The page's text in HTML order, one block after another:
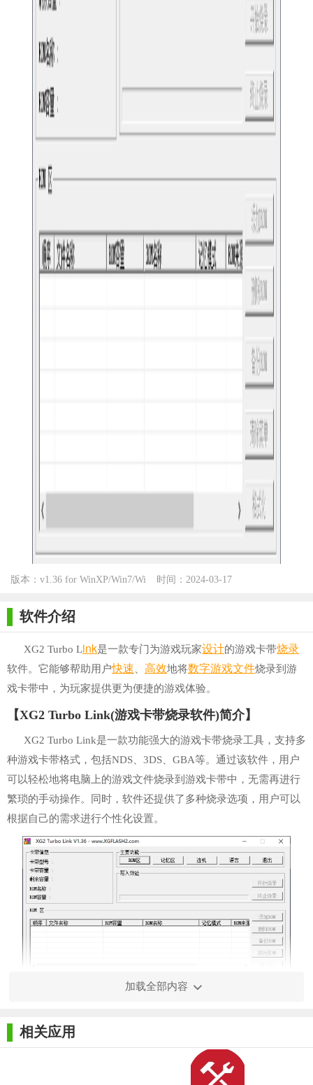
版本：v1.36 for WinXP/Win7/Wi
时间：2024-03-17
软件介绍
XG2 Turbo Link是一款专门为游戏玩家设计的游戏卡带烧录
软件。它能够帮助用户快速 高效地将数字游戏文件烧录到游
戏卡带中，为玩家提供更为便捷的游戏体验。
【XG2 Turbo Link(游戏卡带烧录软件)简介】
XG2 Turbo Link是一款功能强大的游戏卡带烧录工具，支持多
种游戏卡带格式，包括NDS、3DS、GBA等。通过该软件，用户
可以轻松地将电脑上的游戏文件烧录到游戏卡带中，无需再进行
繁琐的手动操作。同时，软件还提供了多种烧录选项，用户可以
根据自己的需求进行个性化设置。
【XG2 Turbo Link(游戏卡带烧录软件)特色】
带格式，包括NDS、3DS、GBA等，满足玩家不同的需求。
2. 高速烧录：软件采用先进的烧录技术，可以快速将游戏文
件烧录到游戏卡带中，提高玩家的游戏效率。
加载全部内容
相关应用